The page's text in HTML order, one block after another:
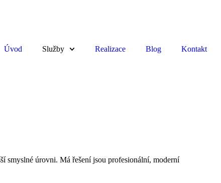
Úvod Služby Realizace Blog Kontakt
smyslné úrovni. Má řešení jsou profesionální, moderní